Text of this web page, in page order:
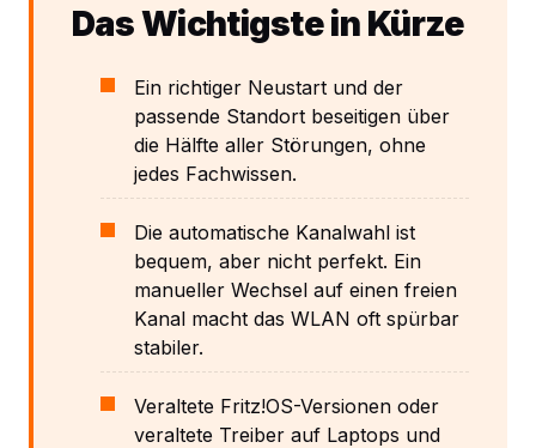
Das Wichtigste in Kürze
Ein richtiger Neustart und der
passende Standort beseitigen über
die Hälfte aller Störungen, ohne
jedes Fachwissen.
Die automatische Kanalwahl ist
bequem, aber nicht perfekt. Ein
manueller Wechsel auf einen freien
Kanal macht das WLAN oft spürbar
stabiler.
Veraltete Fritz!OS-Versionen oder
veraltete Treiber auf Laptops und